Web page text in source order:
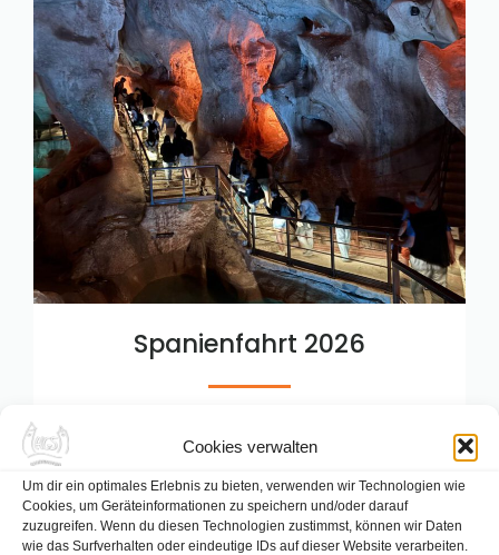
Cookies verwalten
Um dir ein optimales Erlebnis zu bieten, verwenden wir Technologien wie
Cookies, um Geräteinformationen zu speichern und/oder darauf
zuzugreifen. Wenn du diesen Technologien zustimmst, können wir Daten
wie das Surfverhalten oder eindeutige IDs auf dieser Website verarbeiten.
Spanienfahrt 2026
Im Zeitraum vom 22. bis 29. April 2026 fand ein
Schüleraustausch zwischen der IES El Palo in[…]
READ MORE